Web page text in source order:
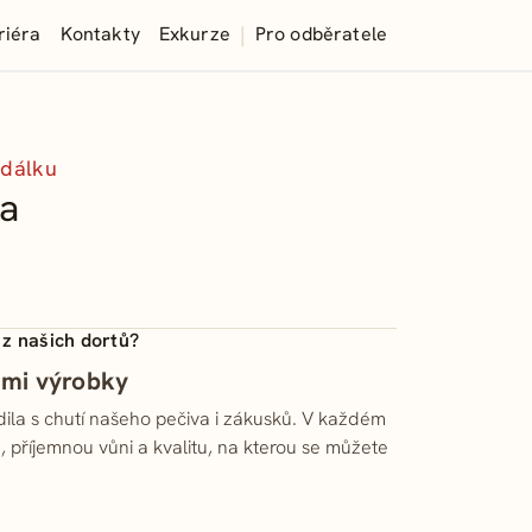
Kontakty Exkurze | Pro odběratele
našich dortů?
výrobky
s chutí našeho pečiva i zákusků. V každém
vůni a kvalitu, na kterou se můžete